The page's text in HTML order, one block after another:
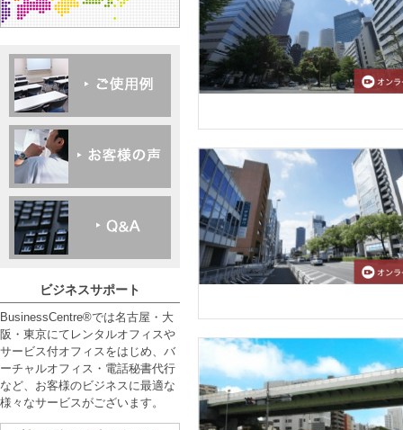
ビジネスサポート
BusinessCentre®では名古屋・大
阪・東京にてレンタルオフィスや
サービス付オフィスをはじめ、バ
ーチャルオフィス・電話秘書代行
など、お客様のビジネスに最適な
様々なサービスがございます。